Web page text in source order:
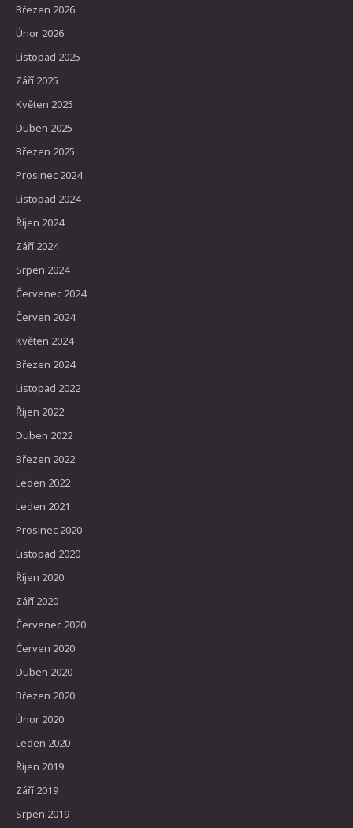
Březen 2026
Únor 2026
Listopad 2025
Září 2025
Květen 2025
Duben 2025
Březen 2025
Prosinec 2024
Listopad 2024
Říjen 2024
Září 2024
Srpen 2024
Červenec 2024
Červen 2024
Květen 2024
Březen 2024
Listopad 2022
Říjen 2022
Duben 2022
Březen 2022
Leden 2022
Leden 2021
Prosinec 2020
Listopad 2020
Říjen 2020
Září 2020
Červenec 2020
Červen 2020
Duben 2020
Březen 2020
Únor 2020
Leden 2020
Říjen 2019
Září 2019
Srpen 2019